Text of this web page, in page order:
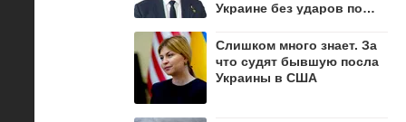
Украине без ударов по
Слишком много знает. За
что судят бывшую посла
Украины в США